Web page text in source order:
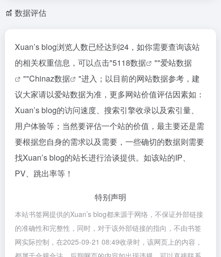
数据评估
Xuan’s blog浏览人数已经达到24，如你需要查询该站
的相关权重信息，可以点击"5118数据 ""爱站数据
""Chinaz数据
"进入；以目前的网站数据参考，建
议大家请以爱站数据为准，更多网站价值评估因素如：
Xuan’s blog的访问速度、搜索引擎收录以及索引量、
用户体验等；当然要评估一个站的价值，最主要还是需
要根据您自身的需求以及需要，一些确切的数据则需要
找Xuan’s blog的站长进行洽谈提供。如该站的IP、
PV、跳出率等！
特别声明
本站书签网提供的Xuan’s blog都来源于网络，不保证外部链接
的准确性和完整性，同时，对于该外部链接的指向，不由书签
网实际控制，在2025-09-21 08:49收录时，该网页上的内容，